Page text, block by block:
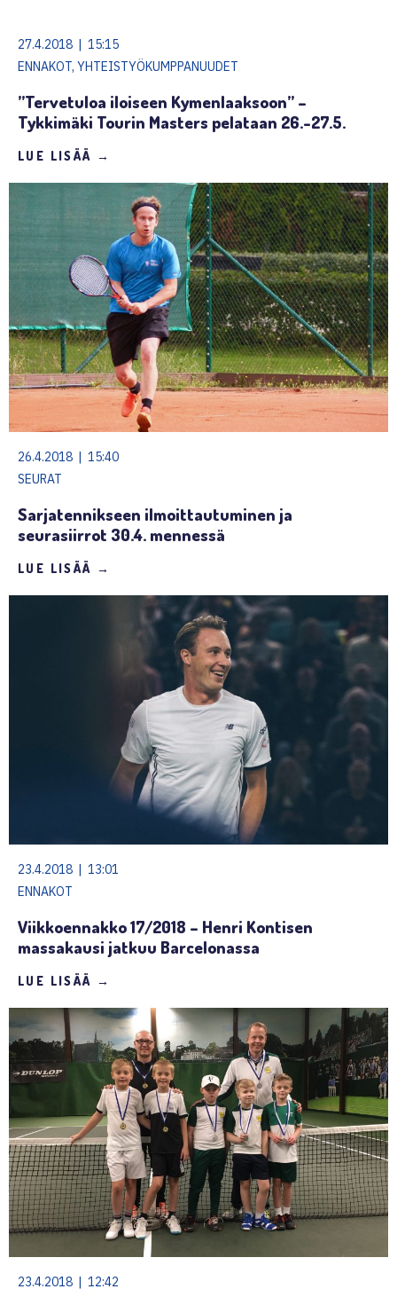
27.4.2018 | 15:15
ENNAKOT, YHTEISTYÖKUMPPANUUDET
”Tervetuloa iloiseen Kymenlaaksoon” –
Tykkimäki Tourin Masters pelataan 26.-27.5.
LUE LISÄÄ →
26.4.2018 | 15:40
SEURAT
Sarjatennikseen ilmoittautuminen ja
seurasiirrot 30.4. mennessä
LUE LISÄÄ →
23.4.2018 | 13:01
ENNAKOT
Viikkoennakko 17/2018 – Henri Kontisen
massakausi jatkuu Barcelonassa
LUE LISÄÄ →
23.4.2018 | 12:42